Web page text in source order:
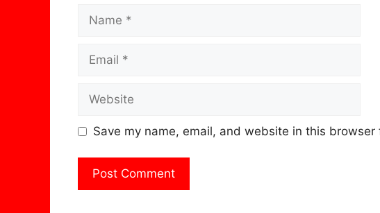
Save my name, email, and website in this